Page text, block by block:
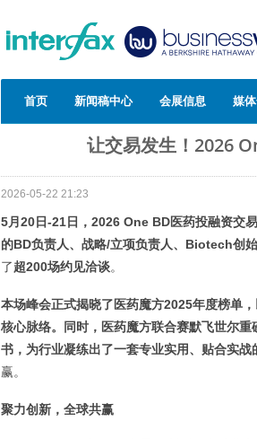
首页 新闻稿中心 会展信息 媒
让交易发生！2026
2026-05-22 21:23
5月20日-21日，2026 One BD医药投融资交
的BD负责人、战略/立项负责人、Biotech创
了超200场约见洽谈。
本场峰会正式揭晓了医药魔方2025年度榜单
核心脉络。同时，医药魔方联合赛默飞世尔
书，为行业凝练出了一套专业实用、贴合实战
赢。
聚力创新，全球共赢